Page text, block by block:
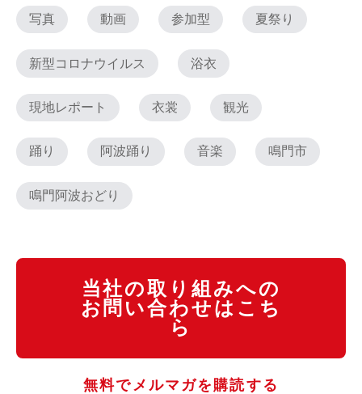
写真 動画 参加型 夏祭り
新型コロナウイルス 浴衣
現地レポート 衣裳 観光
踊り 阿波踊り 音楽 鳴門市
鳴門阿波おどり
当社の取り組みへの
お問い合わせはこち
ら
無料でメルマガを購読する